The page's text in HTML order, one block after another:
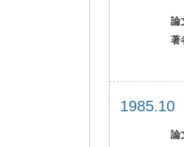
論
著
論